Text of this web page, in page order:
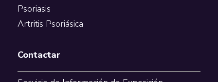
Psoriasis
Artritis Psoriásica
Contactar